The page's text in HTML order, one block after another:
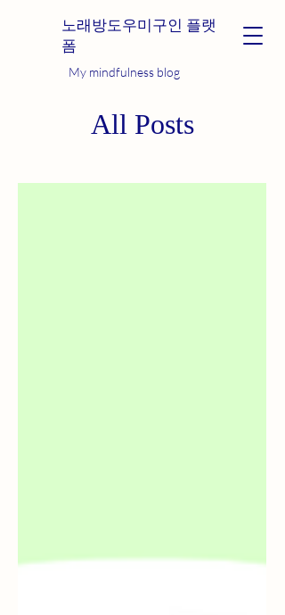
노래방도우미구인 플랫
폼
My mindfulness blog
All Posts